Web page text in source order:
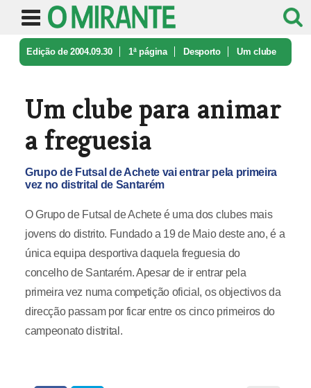
Edição de 2004.09.30 1ª página Desporto Um clube
Um clube para animar
a freguesia
Grupo de Futsal de Achete vai entrar pela primeira
vez no distrital de Santarém
O Grupo de Futsal de Achete é uma dos clubes mais
jovens do distrito. Fundado a 19 de Maio deste ano, é a
única equipa desportiva daquela freguesia do
concelho de Santarém. Apesar de ir entrar pela
primeira vez numa competição oficial, os objectivos da
direcção passam por ficar entre os cinco primeiros do
campeonato distrital.